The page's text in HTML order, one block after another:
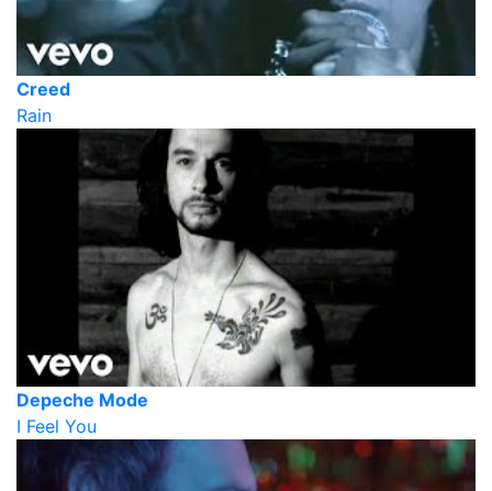
Creed
Rain
Depeche Mode
I Feel You